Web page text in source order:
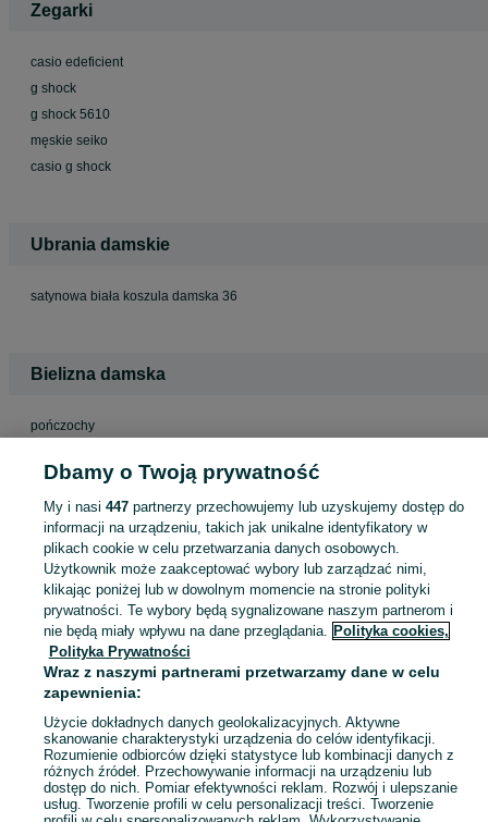
Zegarki
casio edeficient
g shock
g shock 5610
męskie seiko
casio g shock
Ubrania damskie
satynowa biała koszula damska 36
Bielizna damska
pończochy
Buty damskie
kozaki
kozaki na koturnie
kozaki na platformie
buty na koturnie
buty na platformie
Buty męskie
Dbamy o Twoją prywatność
My i nasi 447partnerzy przechowujemy lub uzyskujemy dostęp do
informacji na urządzeniu, takich jak unikalne identyfikatory w
plikach cookie w celu przetwarzania danych osobowych.
Użytkownik może zaakceptować wybory lub zarządzać nimi,
klikając poniżej lub w dowolnym momencie na stronie polityki
prywatności. Te wybory będą sygnalizowane naszym partnerom i
nie będą miały wpływu na dane przeglądania. Polityka cookies,
Polityka Prywatności
Wraz z naszymi partnerami przetwarzamy dane w celu
zapewnienia:
Użycie dokładnych danych geolokalizacyjnych. Aktywne
skanowanie charakterystyki urządzenia do celów identyfikacji.
Rozumienie odbiorców dzięki statystyce lub kombinacji danych z
różnych źródeł. Przechowywanie informacji na urządzeniu lub
dostęp do nich. Pomiar efektywności reklam. Rozwój i ulepszanie
usług. Tworzenie profili w celu personalizacji treści. Tworzenie